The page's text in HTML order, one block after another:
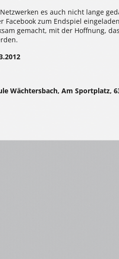
es auch nicht lange
Facebook zum Endspiel
gemacht, mit der Hoffnung,
Wächtersbach, Am Sportplatz,